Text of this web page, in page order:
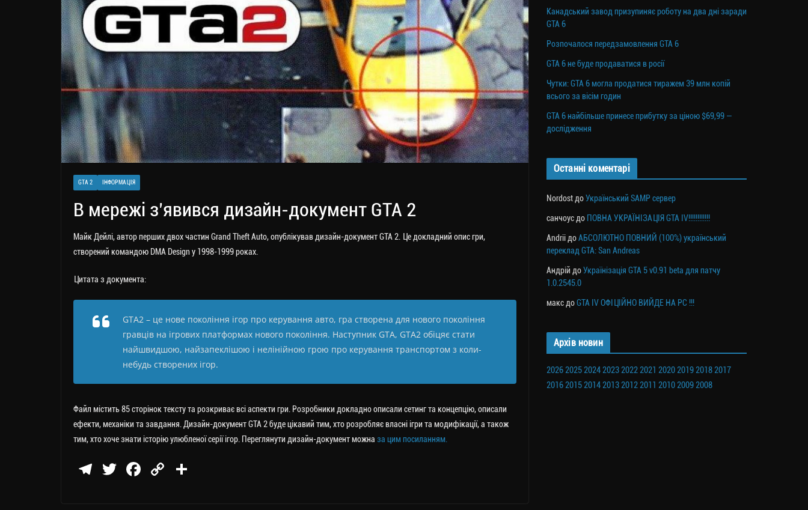
GTA 2 ІНФОРМАЦІЯ
В мережі з’явився дизайн-документ GTA 2
Майк Дейлі, автор перших двох частин Grand Theft Auto, опублікував дизайн-документ GTA 2. Це докладний опис гри,
створений командою DMA Design у 1998-1999 роках.
Цитата з документа:
GTA2 – це нове покоління ігор про керування авто, гра створена для нового покоління
гравців на ігрових платформах нового покоління. Наступник GTA, GTA2 обіцяє стати
найшвидшою, найзапеклішою і нелінійною грою про керування транспортом з коли-
небудь створених ігор.
Файл містить 85 сторінок тексту та розкриває всі аспекти гри. Розробники докладно описали сетинг та концепцію, описали
ефекти, механіки та завдання. Дизайн-документ GTA 2 буде цікавий тим, хто розробляє власні ігри та модифікації, а також
тим, хто хоче знати історію улюбленої серії ігор. Переглянути дизайн-документ можна за цим посиланням.
Te
T
Fa
C
Канадський завод призупиняє роботу на два дні заради
GTA 6
Розпочалося передзамовлення GTA 6
GTA 6 не буде продаватися в росії
Чутки: GTA 6 могла продатися тиражем 39 млн копій
всього за вісім годин
GTA 6 найбільше принесе прибутку за ціною $69,99 —
дослідження
Останні коментарі
Nordost доУкраїнський SAMP сервер
санчоус до ПОВНА УКРАЇНІЗАЦІЯ GTA IV!!!!!!!!!!!!
Andrii доАБСОЛЮТНО ПОВНИЙ (100%) український
переклад GTA: San Andreas
Андрій доУкраїнізація GTA 5 v0.91 beta для патчу
1.0.2545.0
макс доGTA IV ОФІЦІЙНО ВИЙДЕ НА PC !!!
Архів новин
202620252024202320222021 2020201920182017
201620152014201320122011 201020092008